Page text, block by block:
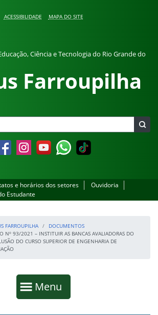
ACESSIBILIDADE MAPA DO SITE
Ciência e Tecnologia do Rio Grande do
Farroupilha
InstagramYouTubeWhatsapp
e horários dos setores
Ouvidoria
Estudante
FARROUPILHA
DOCUMENTOS
Nº 93/2021 – INSTITUIR AS BANCAS AVALIADORAS DO
DO CURSO SUPERIOR DE ENGENHARIA DE
Mostrar
Menu